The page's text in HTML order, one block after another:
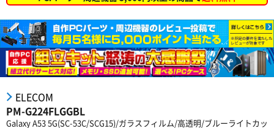
ELECOM
PM-G224FLGGBL
Galaxy A53 5G(SC-53C/SCG15)/ガラスフィルム/高透明/ブルーライトカッ